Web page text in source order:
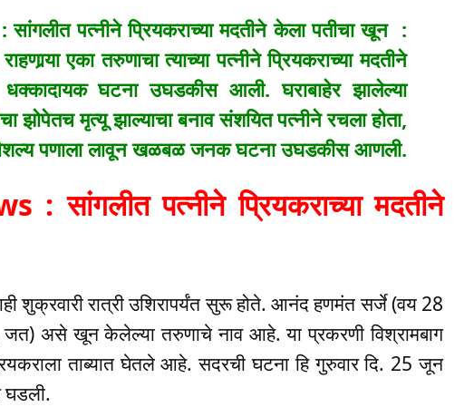
पत्नीने प्रियकराच्या मदतीने केला पतीचा खून :
एका तरुणाचा त्याच्या पत्नीने प्रियकराच्या मदतीने
घटना उघडकीस आली. घराबाहेर झालेल्या
झोपेतच मृत्यू झाल्याचा बनाव संशयित पत्नीने रचला होता,
कौशल्य पणाला लावून खळबळ जनक घटना उघडकीस आणली.
पत्नीने प्रियकराच्या मदतीने
शुक्रवारी रात्री उशिरापर्यंत सुरू होते. आनंद हणमंत सर्जे (वय 28
जत) असे खून केलेल्या तरुणाचे नाव आहे. या प्रकरणी विश्रामबाग
ताब्यात घेतले आहे. सदरची घटना हि गुरुवार दि. 25 जून
घडली.